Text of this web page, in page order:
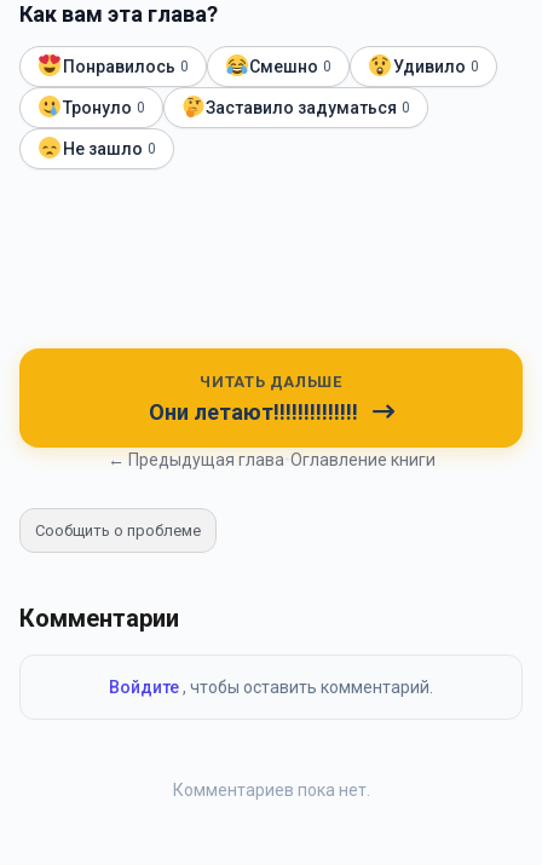
Как вам эта глава?
Понравилось 0 Смешно 0 Удивило 0
Тронуло 0 Заставило задуматься 0
Не зашло 0
ЧИТАТЬ ДАЛЬШЕ
Они летают!!!!!!!!!!!!!!
← Предыдущая глава Оглавление книги
Сообщить о проблеме
Комментарии
Войдите, чтобы оставить комментарий.
Комментариев пока нет.